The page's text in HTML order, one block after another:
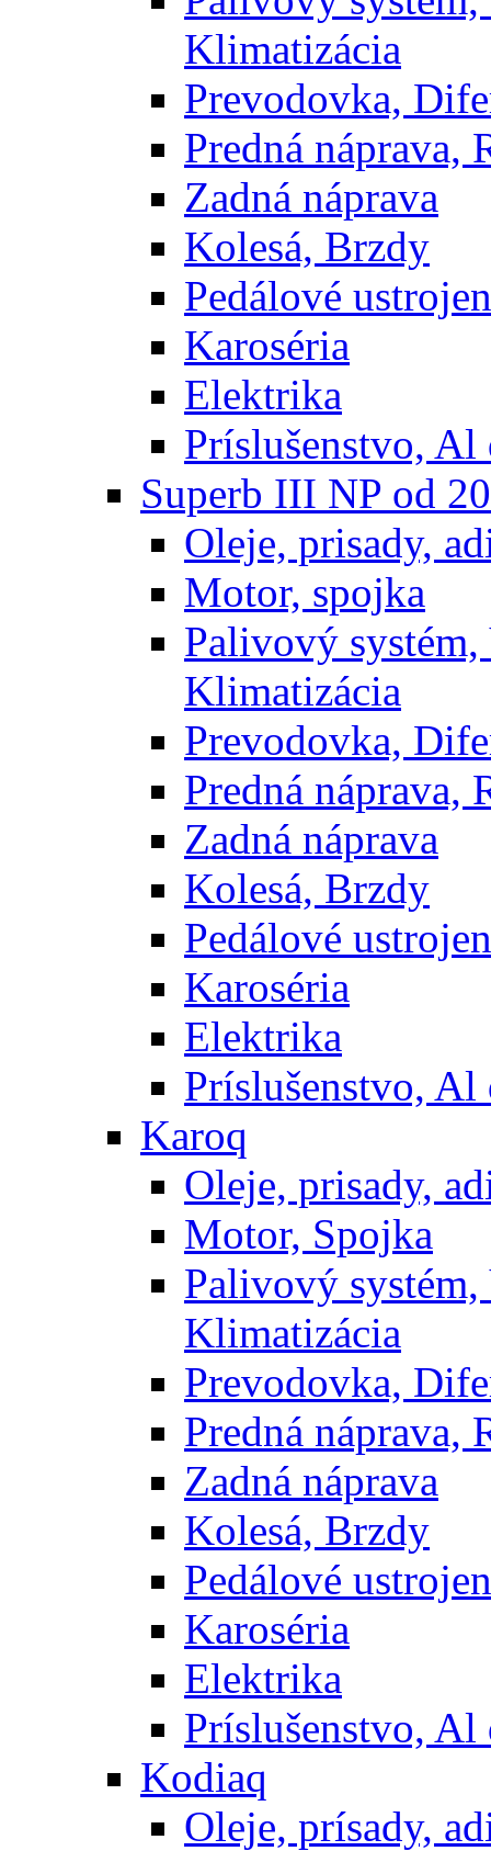
Klimatizácia
Prevodovka,
Predná náprava,
Zadná náprava
Kolesá, Brzdy
Pedálové
Karoséria
Elektrika
Príslušenstvo, Al
Superb III NP od
Oleje, prisady,
Motor, spojka
Palivový
Klimatizácia
Prevodovka,
Predná náprava,
Zadná náprava
Kolesá, Brzdy
Pedálové
Karoséria
Elektrika
Príslušenstvo, Al
Karoq
Oleje, prisady,
Motor, Spojka
Palivový
Klimatizácia
Prevodovka,
Predná náprava,
Zadná náprava
Kolesá, Brzdy
Pedálové
Karoséria
Elektrika
Príslušenstvo, Al
Kodiaq
Oleje, prísady,